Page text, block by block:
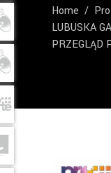
Home /
LUBUSKA
PRZEGLĄD